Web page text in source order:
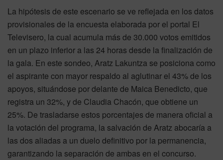
La hipótesis de este escenario se ve reflejada en los datos
provisionales de la encuesta elaborada por el portal El
Televisero, la cual acumula más de 30.000 votos emitidos
en un plazo inferior a las 24 horas desde la finalización de
la gala. En este sondeo, Aratz Lakuntza se posiciona como
el aspirante con mayor respaldo al aglutinar el 43% de los
apoyos, situándose por delante de Maica Benedicto, que
registra un 32%, y de Claudia Chacón, que obtiene un
25%. De trasladarse estos porcentajes de manera oficial a
la votación del programa, la salvación de Aratz abocaría a
las dos aliadas a un duelo definitivo por la permanencia,
garantizando la separación de ambas en el concurso.